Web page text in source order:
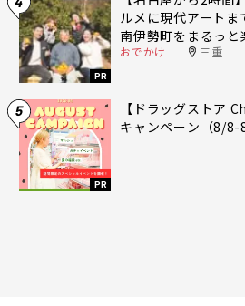
PR
ルメに現代アートま
南伊勢町をまるっ
おでかけ 三重
5
PR
【ドラッグストア
キャンペーン（8/8-